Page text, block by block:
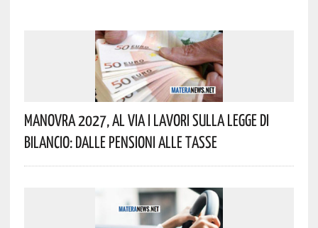
Manovra 2027, Al Via I Lavori Sulla Legge Di
Bilancio: Dalle Pensioni Alle Tasse